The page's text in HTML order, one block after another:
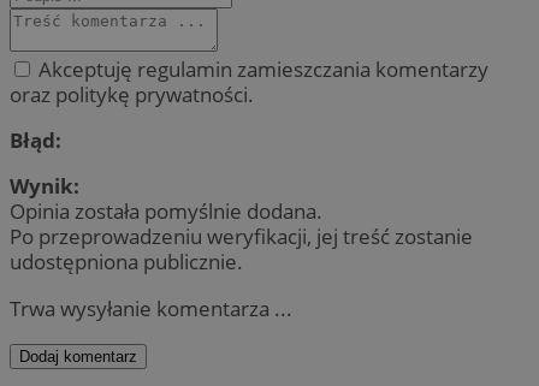
Akceptuję regulamin zamieszczania komentarzy
oraz politykę prywatności.
Błąd:
Wynik:
Opinia została pomyślnie dodana.
Po przeprowadzeniu weryfikacji, jej treść zostanie
udostępniona publicznie.
Trwa wysyłanie komentarza ...
Dodaj komentarz